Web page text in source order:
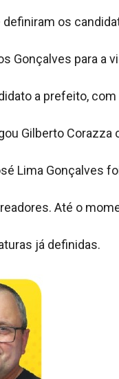
os
Gonçalves para a
a prefeito, com
Gilberto Corazza
Lima Gonçalves
Até o
já definidas.